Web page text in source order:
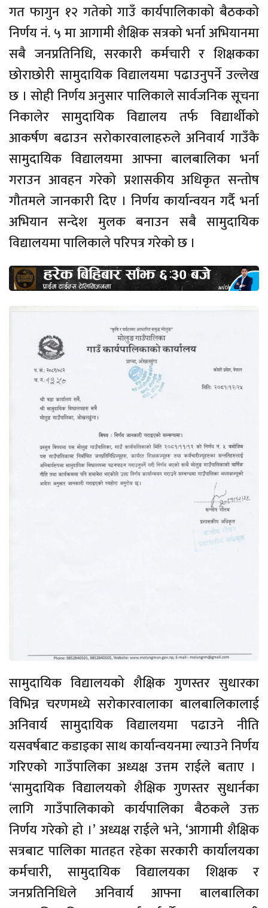
गत फागुन १२ गतेको गाउँ कार्यपालिकाको बैठकको
निर्णय नं. ५ मा आगामी शैक्षिक सत्रको भर्ना अभियानमा
सबै जनप्रतिनिधि, सरकारी कर्मचारी र शिक्षकका
छोराछोरी सामुदायिक विद्यालयमा पढाउनुपर्ने उल्लेख
छ । सोही निर्णय अनुसार पालिकाले सार्वजनिक सूचना
निकालेर सामुदायिक विद्यालय तर्फ विद्यार्थीको
आकर्षण बढाउन सरोकारवालाहरुले अनिवार्य गाउँकै
सामुदायिक विद्यालयमा आफ्ना बालबालिका भर्ना
गराउन आवहन गरेको प्रशासकीय अधिकृत सन्तोष
गौतमले जानकारी दिए । निर्णय कार्यान्वयन गर्दै भर्ना
अभियान सन्देश मुलक बनाउन सबै सामुदायिक
विद्यालयमा पालिकाले परिपत्र गरेको छ ।
सामुदायिक विद्यालयको शैक्षिक गुणस्तर सुधारका
विभिन्न चरणमध्ये सरोकारवालाका बालबालिकालाई
अनिवार्य सामुदायिक विद्यालयमा पढाउने नीति
यसवर्षबाट कडाइका साथ कार्यान्वयनमा ल्याउने निर्णय
गरिएको गाउँपालिका अध्यक्ष उत्तम राईले बताए ।
‘सामुदायिक विद्यालयको शैक्षिक गुणस्तर सुधार्नका
लागि गाउँपालिकाको कार्यपालिका बैठकले उक्त
निर्णय गरेको हो ।’ अध्यक्ष राईले भने, ‘आगामी शैक्षिक
सत्रबाट पालिका मातहत रहेका सरकारी कार्यालयका
कर्मचारी, सामुदायिक विद्यालयका शिक्षक र
जनप्रतिनिधिले अनिवार्य आफ्ना बालबालिका